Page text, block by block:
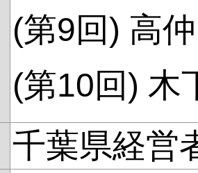
(第9回) 高
(第10回)
千葉県経営